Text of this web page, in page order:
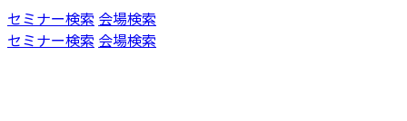
コ
ン
ナ
ビ
セミナー検索 会場検索
セミナー検索 会場検索